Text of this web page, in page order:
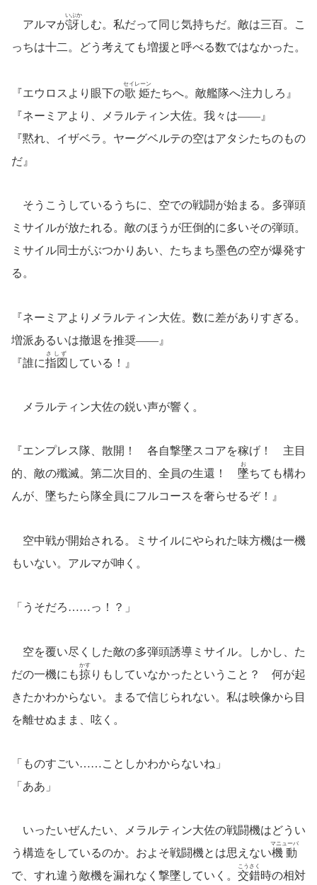
アルマが訝
いぶか
しむ。私だって同じ気持ちだ。敵は三百。こ
っちは十二。どう考えても増援と呼べる数ではなかった。
『エウロスより眼下の歌姫
セイレーン
たちへ。敵艦隊へ注力しろ』
『ネーミアより、メラルティン大佐。我々は――』
『黙れ、イザベラ。ヤーグベルテの空はアタシたちのもの
だ』
そうこうしているうちに、空での戦闘が始まる。多弾頭
ミサイルが放たれる。敵のほうが圧倒的に多いその弾頭。
ミサイル同士がぶつかりあい、たちまち墨色の空が爆発す
る。
『ネーミアよりメラルティン大佐。数に差がありすぎる。
増派あるいは撤退を推奨――』
『誰に指図
さしず
している！』
メラルティン大佐の鋭い声が響く。
『エンプレス隊、散開！ 各自撃墜スコアを稼げ！ 主目
的、敵の殲滅。第二次目的、全員の生還！ 墜
お
ちても構わ
んが、墜ちたら隊全員にフルコースを奢らせるぞ！』
空中戦が開始される。ミサイルにやられた味方機は一機
もいない。アルマが呻く。
「うそだろ……っ！？」
空を覆い尽くした敵の多弾頭誘導ミサイル。しかし、た
だの一機にも掠
かす
りもしていなかったということ？ 何が起
きたかわからない。まるで信じられない。私は映像から目
を離せぬまま、呟く。
「ものすごい……ことしかわからないね」
「ああ」
いったいぜんたい、メラルティン大佐の戦闘機はどうい
う構造をしているのか。およそ戦闘機とは思えない機動
マニューバ
で、すれ違う敵機を漏れなく撃墜していく。 交錯
こうさく
時の相対